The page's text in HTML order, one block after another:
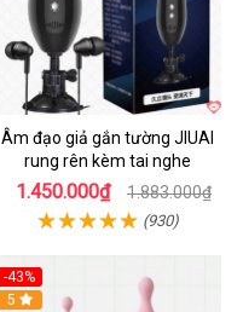
Âm đạo giả gắn tường JIUAI
rung rên kèm tai nghe
1.450.000₫ 1.883.000₫
(930)
-43%
5